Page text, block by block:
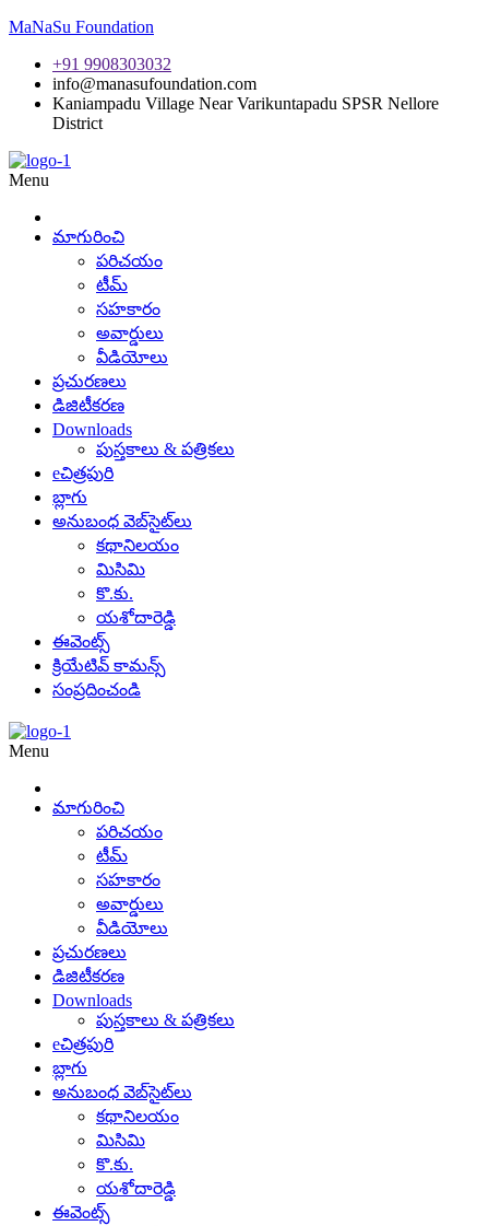
MaNaSu Foundation
+91 9908303032
info@manasufoundation.com
Kaniampadu Village Near Varikuntapadu SPSR Nellore
District
Menu
మాగురించి
పరిచయం
టీమ్
సహకారం
అవార్డులు
వీడియోలు
ప్రచురణలు
డిజిటీకరణ
Downloads
పుస్తకాలు & పత్రికలు
eచిత్రపురి
బ్లాగు
అనుబంధ వెబ్‌సైట్‌లు
కథానిలయం
మిసిమి
కొ.కు.
యశోదారెడ్డి
ఈవెంట్స్
క్రియేటివ్ కామన్స్
సంప్రదించండి
Menu
మాగురించి
పరిచయం
టీమ్
సహకారం
అవార్డులు
వీడియోలు
ప్రచురణలు
డిజిటీకరణ
Downloads
పుస్తకాలు & పత్రికలు
eచిత్రపురి
బ్లాగు
అనుబంధ వెబ్‌సైట్‌లు
కథానిలయం
మిసిమి
కొ.కు.
యశోదారెడ్డి
ఈవెంట్స్